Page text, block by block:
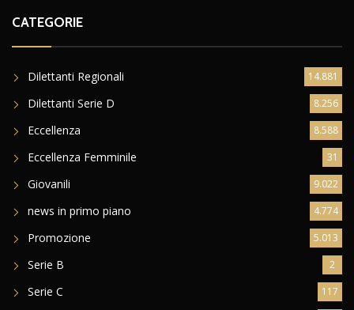
CATEGORIE
Dilettanti Regionali 14.881
Dilettanti Serie D 8.256
Eccellenza 8.588
Eccellenza Femminile 31
Giovanili 9.022
news in primo piano 4.774
Promozione 5.013
Serie B 2
Serie C 117